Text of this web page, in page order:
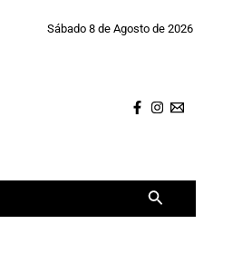
Sábado 8 de Agosto de 2026
Buscar